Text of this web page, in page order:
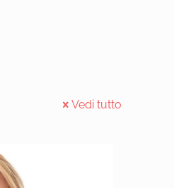
Vedi tutto